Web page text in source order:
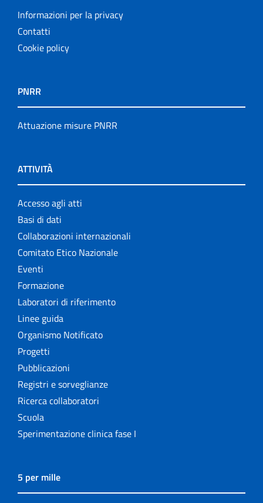
Informazioni per la privacy
Contatti
Cookie policy
PNRR
Attuazione misure PNRR
ATTIVITÀ
Accesso agli atti
Basi di dati
Collaborazioni internazionali
Comitato Etico Nazionale
Eventi
Formazione
Laboratori di riferimento
Linee guida
Organismo Notificato
Progetti
Pubblicazioni
Registri e sorveglianze
Ricerca collaboratori
Scuola
Sperimentazione clinica fase I
5 per mille